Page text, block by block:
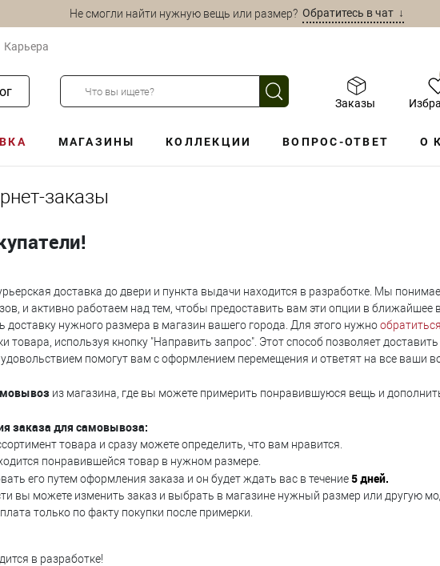
Не смогли найти нужную вещь или размер?Обратитесь в чат ↓
Карьера
Заказы
МАГАЗИНЫ КОЛЛЕКЦИИ ВОПРОС-ОТВЕТ О
заказы
доставка до двери и пункта выдачи находится в разработке. Мы
и активно работаем над тем, чтобы предоставить вам эти опции в ближайшее
доставку нужного размера в магазин вашего города. Для этого нужно
товара, используя кнопку "Направить запрос". Этот способ позволяет
помогут вам с оформлением перемещения и ответят на все ваши
из магазина, где вы можете примерить понравившуюся вещь и
заказа для самовывоза:
товара и сразу можете определить, что вам нравится.
понравившейся товар в нужном размере.
его путем оформления заказа и он будет ждать вас в течение5 дней.
вы можете изменить заказ и выбрать в магазине нужный размер или другую
только по факту покупки после примерки.
в разработке!